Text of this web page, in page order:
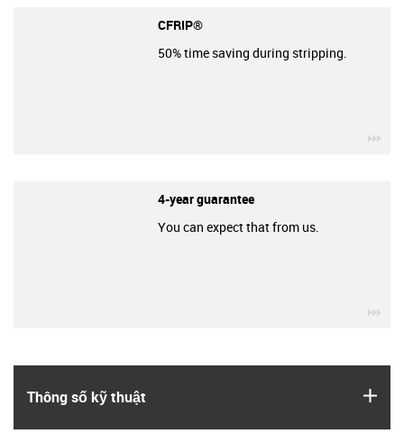
Thông số kỹ thuật
CFRIP®
50% time saving during stripping.
4-year guarantee
You can expect that from us.